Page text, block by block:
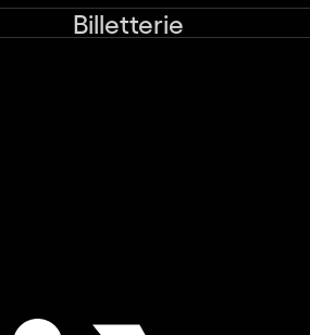
Billetterie